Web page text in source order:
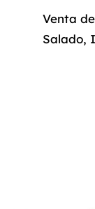
Venta
Salado,
amplio